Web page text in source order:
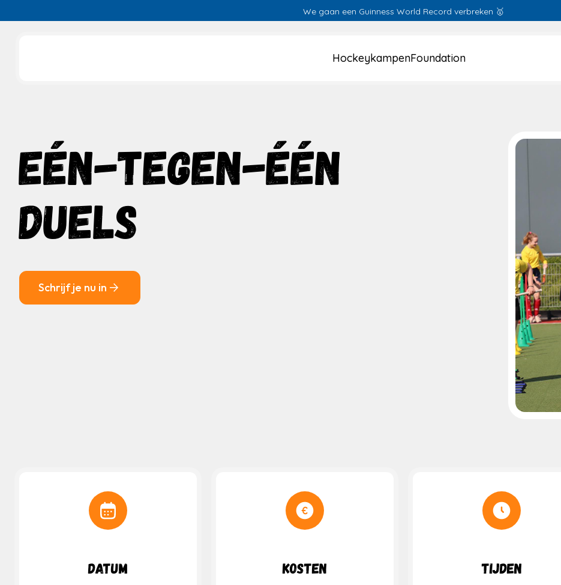
We gaan een Guinness World Record verbreken 🥇
Slide 2 of 3.
HockeykampenFoundation
EÉN-TEGEN-ÉÉN
DUELS
Schrijf je nu in
Datum Kosten Tijden